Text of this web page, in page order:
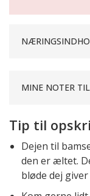
MINE NOTER
Tip til
Dejen til
den er æltet.
bløde dej